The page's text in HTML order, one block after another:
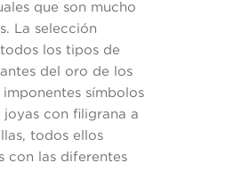
que son mucho
La selección
los tipos de
del oro de los
imponentes símbolos
joyas con filigrana a
todos ellos
con las diferentes